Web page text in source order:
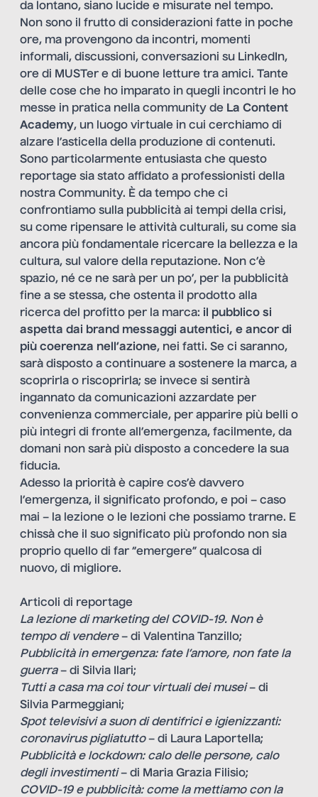
da lontano, siano lucide e misurate nel tempo.
Non sono il frutto di considerazioni fatte in poche
ore, ma provengono da incontri, momenti
informali, discussioni, conversazioni su LinkedIn,
ore di MUSTer e di buone letture tra amici. Tante
delle cose che ho imparato in quegli incontri le ho
messe in pratica nella community de La Content
Academy, un luogo virtuale in cui cerchiamo di
alzare l’asticella della produzione di contenuti.
Sono particolarmente entusiasta che questo
reportage sia stato affidato a professionisti della
nostra Community. È da tempo che ci
confrontiamo sulla pubblicità ai tempi della crisi,
su come ripensare le attività culturali, su come sia
ancora più fondamentale ricercare la bellezza e la
cultura, sul valore della reputazione. Non c’è
spazio, né ce ne sarà per un po’, per la pubblicità
fine a se stessa, che ostenta il prodotto alla
ricerca del profitto per la marca: il pubblico si
aspetta dai brand messaggi autentici, e ancor di
più coerenza nell’azione, nei fatti. Se ci saranno,
sarà disposto a continuare a sostenere la marca, a
scoprirla o riscoprirla; se invece si sentirà
ingannato da comunicazioni azzardate per
convenienza commerciale, per apparire più belli o
più integri di fronte all’emergenza, facilmente, da
domani non sarà più disposto a concedere la sua
fiducia.
Adesso la priorità è capire cos’è davvero
l’emergenza, il significato profondo, e poi – caso
mai – la lezione o le lezioni che possiamo trarne. E
chissà che il suo significato più profondo non sia
proprio quello di far “emergere” qualcosa di
nuovo, di migliore.
Articoli di reportage
La lezione di marketing del COVID-19. Non è
tempo di vendere– di Valentina Tanzillo;
Pubblicità in emergenza: fate l’amore, non fate la
guerra– di Silvia Ilari;
Tutti a casa ma coi tour virtuali dei musei – di
Silvia Parmeggiani;
Spot televisivi a suon di dentifrici e igienizzanti:
coronavirus pigliatutto– di Laura Laportella;
Pubblicità e lockdown: calo delle persone, calo
degli investimenti– di Maria Grazia Filisio;
COVID-19 e pubblicità: come la mettiamo con la